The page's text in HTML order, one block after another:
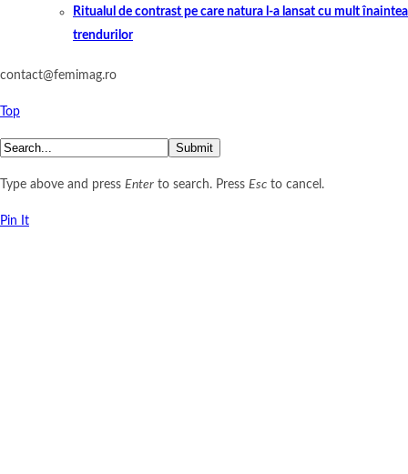
Ritualul de contrast pe care natura l-a lansat cu mult înaintea
trendurilor
contact@femimag.ro
Top
Submit
Type above and press Enter to search. Press Esc to cancel.
Pin It